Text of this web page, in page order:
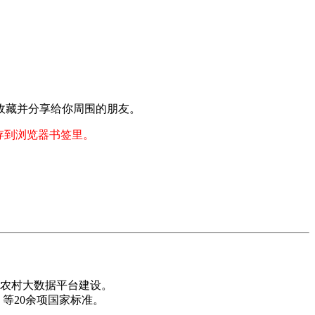
并分享给你周围的朋友。
浏览器书签里。
村大数据平台建设。
20余项国家标准。